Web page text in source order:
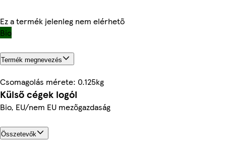
Ez a termék jelenleg nem elérhető
Bio
Termék megnevezés
Csomagolás mérete: 0.125kg
Külső cégek logói
Bio, EU/nem EU mezőgazdaság
Összetevők